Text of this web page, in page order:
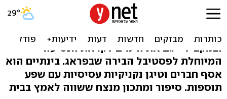
מיס ג'וסי: נקניקיות במחבת
רפי אהרונוביץ' סופר קלוריות בדיאטה חדשה
ובמקביל - גם את הימים לקראת הנסיעה
המיוחלת לפסטיבל הבירה שבפראג. בינתיים הוא
אסף חברים וטיגן נקניקיות עסיסיות עם שפע
תוספות. סיפור ומתכון מנצח ששווה לאמץ בבית